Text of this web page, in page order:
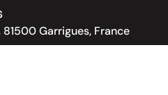
Garrigues, France